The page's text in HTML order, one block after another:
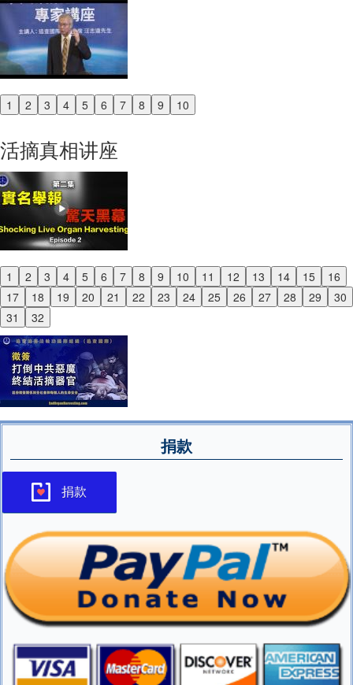
1 2 3 4 5 6 7 8 9 10
Previous
活摘真相讲座
1 2 3 4 5 6 7 8 9 10 11 12 13 14 15
16
17
18 19 20 21 22 23 24 25 26 27 28 29
30
31
32
Previous
Next
捐款
捐款